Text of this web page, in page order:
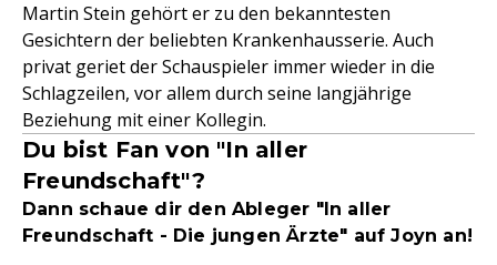
Martin Stein gehört er zu den bekanntesten
Gesichtern der beliebten Krankenhausserie. Auch
privat geriet der Schauspieler immer wieder in die
Schlagzeilen, vor allem durch seine langjährige
Beziehung mit einer Kollegin.
Du bist Fan von "In aller
Freundschaft"?
Dann schaue dir den Ableger "In aller
Freundschaft - Die jungen Ärzte" auf Joyn an!